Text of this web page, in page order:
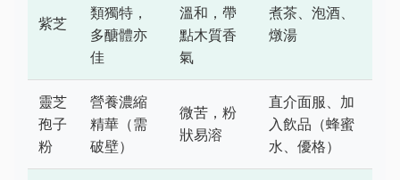
紫芝
類獨特，
多醣體亦
佳
溫和，帶
點木質香
氣
煮茶、泡酒、
燉湯
靈芝
孢子
粉
營養濃縮
精華（需
破壁）
微苦，粉
狀易溶
直介面服、加
入飲品（蜂蜜
水、優格）